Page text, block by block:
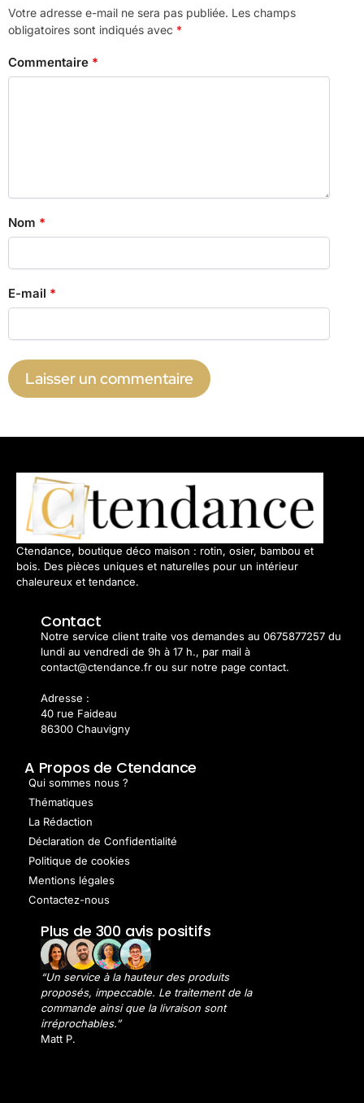
Votre adresse e-mail ne sera pas publiée. Les champs
obligatoires sont indiqués avec *
Commentaire *
Nom *
E-mail *
Ctendance, boutique déco maison : rotin, osier, bambou et
bois. Des pièces uniques et naturelles pour un intérieur
chaleureux et tendance.
Contact
Notre service client traite vos demandes au 0675877257 du
lundi au vendredi de 9h à 17 h., par mail à
contact@ctendance.fr ou sur notre page contact.
Adresse :
40 rue Faideau
86300 Chauvigny
A Propos de Ctendance
Qui sommes nous ?
Thématiques
La Rédaction
Déclaration de Confidentialité
Politique de cookies
Mentions légales
Contactez-nous
Plus de 300 avis positifs
“Un service à la hauteur des produits
proposés, impeccable. Le traitement de la
commande ainsi que la livraison sont
irréprochables.”
Matt P.